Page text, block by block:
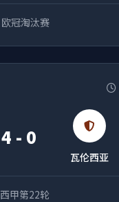
欧冠淘汰赛
4 - 0
瓦伦西亚
西甲第22轮